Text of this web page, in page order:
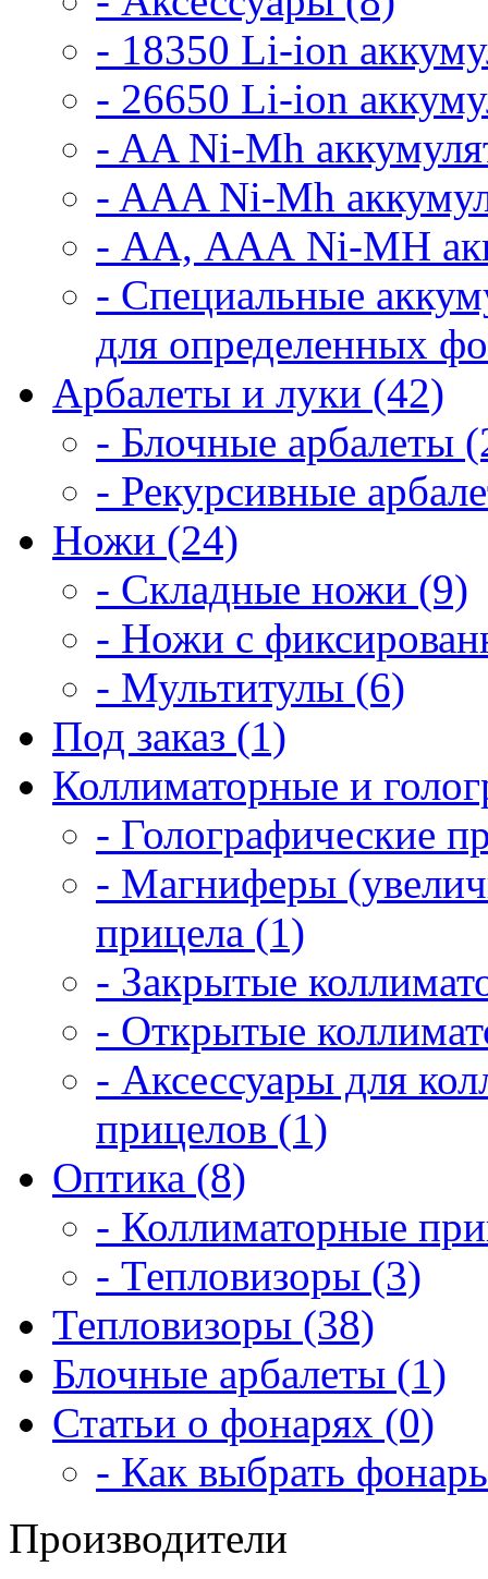
- 18350 Li-ion
- 26650 Li-ion
- AA Ni-Mh
- AAA Ni-Mh
- АА, ААА Ni-MH
- Специальные
для определенных
Арбалеты и луки (42)
- Блочные арбалеты
- Рекурсивные
Ножи (24)
- Складные ножи (9)
- Ножи с
- Мультитулы (6)
Под заказ (1)
Коллиматорные и
- Голографические
- Магниферы
прицела (1)
- Закрытые
- Открытые
- Аксессуары для
прицелов (1)
Оптика (8)
- Коллиматорные
- Тепловизоры (3)
Тепловизоры (38)
Блочные арбалеты (1)
Статьи о фонарях (0)
- Как выбрать
Производители